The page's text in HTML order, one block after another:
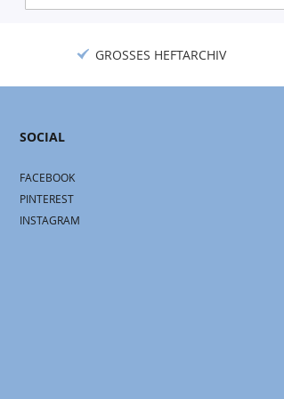
Newsletter:
GROSSES HEFTARCHIV
SOCIAL
FACEBOOK
PINTEREST
INSTAGRAM